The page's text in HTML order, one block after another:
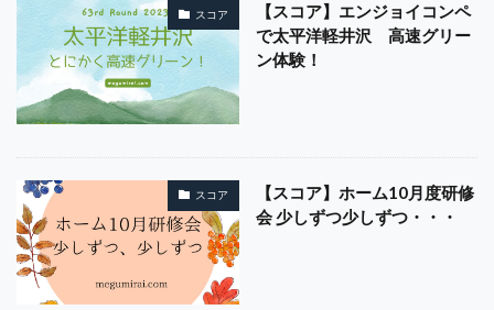
スコア
【スコア】エンジョイコンペ
で太平洋軽井沢 高速グリー
ン体験！
スコア
【スコア】ホーム10月度研修
会 少しずつ少しずつ・・・